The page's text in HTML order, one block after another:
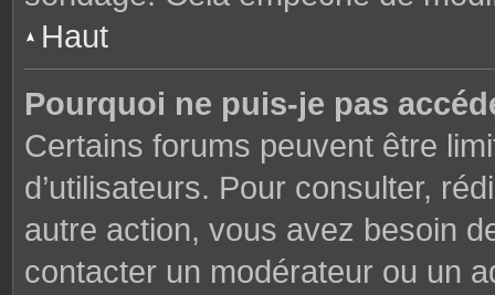
Haut
Pourquoi ne puis-je pas
Certains forums peuvent être
d’utilisateurs. Pour consulter,
autre action, vous avez besoin
contacter un modérateur ou un